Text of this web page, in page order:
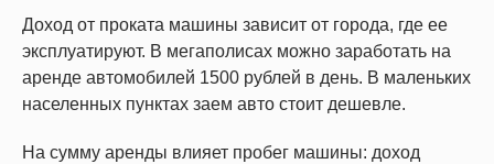
Доход от проката машины зависит от города, где ее
эксплуатируют. В мегаполисах можно заработать на
аренде автомобилей 1500 рублей в день. В маленьких
населенных пунктах заем авто стоит дешевле.
На сумму аренды влияет пробег машины: доход